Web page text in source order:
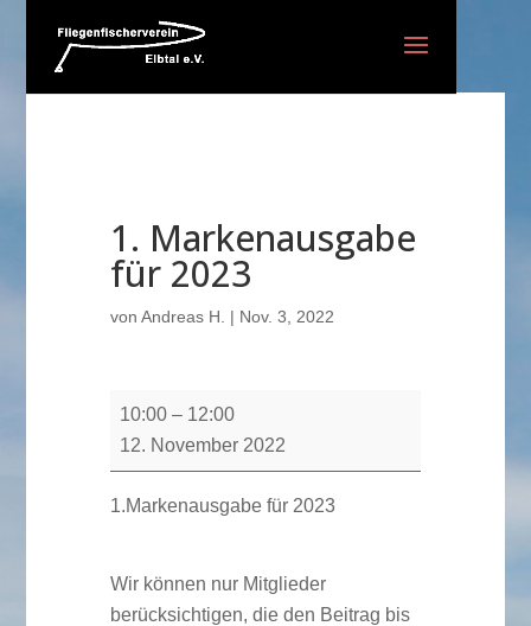
1. Markenausgabe
für 2023
von Andreas H. | Nov. 3, 2022
1.
Markenausgabe
2023
10:00 – 12:00
12. November 2022
1.Markenausgabe für 2023
Wir können nur Mitglieder
berücksichtigen, die den Beitrag bis